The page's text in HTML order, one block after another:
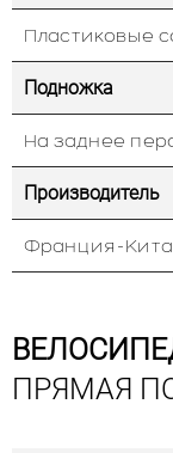
Пластиковые
Подножка
На заднее
Производитель
Франция-
ПРЯМАЯ